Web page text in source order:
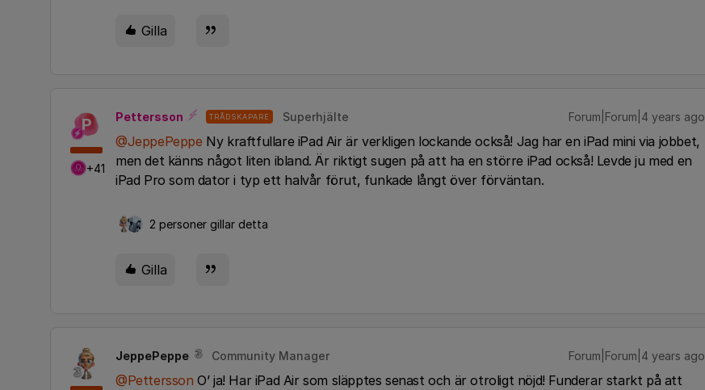
Gilla
P
+41
Pettersson TRÅDSKAPARE Superhjälte Forum|Forum|4 years ago
@JeppePeppeNy kraftfullare iPad Air är verkligen lockande också! Jag har en iPad mini via jobbet,
men det känns något liten ibland. Är riktigt sugen på att ha en större iPad också! Levde ju med en
iPad Pro som dator i typ ett halvår förut, funkade långt över förväntan.
2 personer gillar detta
Gilla
JeppePeppe Community Manager Forum|Forum|4 years ago
@Pettersson O’ ja! Har iPad Air som släpptes senast och är otroligt nöjd! Funderar starkt på att